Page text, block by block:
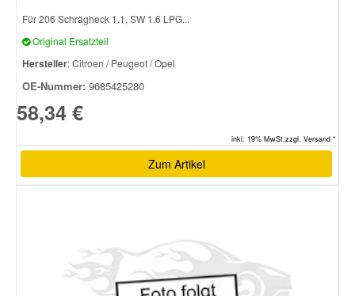
Für 206 Schrägheck 1.1, SW 1.6 LPG...
Original Ersatzteil
Hersteller: Citroen / Peugeot / Opel
OE-Nummer: 9685425280
58,34 €
inkl. 19% MwSt.zzgl. Versand *
Zum Artikel